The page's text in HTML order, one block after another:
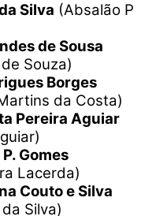
Silva (Absalão P
de Sousa
Souza)
Borges
da Costa)
Pereira Aguiar
Gomes
Lacerda)
Couto e Silva
Silva)